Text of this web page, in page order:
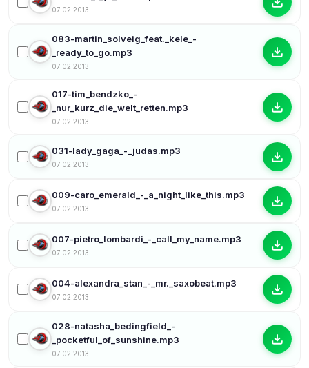
07.02.2013
083-martin_solveig_feat._kele_-
_ready_to_go.mp3
07.02.2013
017-tim_bendzko_-
_nur_kurz_die_welt_retten.mp3
07.02.2013
031-lady_gaga_-_judas.mp3
07.02.2013
009-caro_emerald_-_a_night_like_this.mp3
07.02.2013
007-pietro_lombardi_-_call_my_name.mp3
07.02.2013
004-alexandra_stan_-_mr._saxobeat.mp3
07.02.2013
028-natasha_bedingfield_-
_pocketful_of_sunshine.mp3
07.02.2013